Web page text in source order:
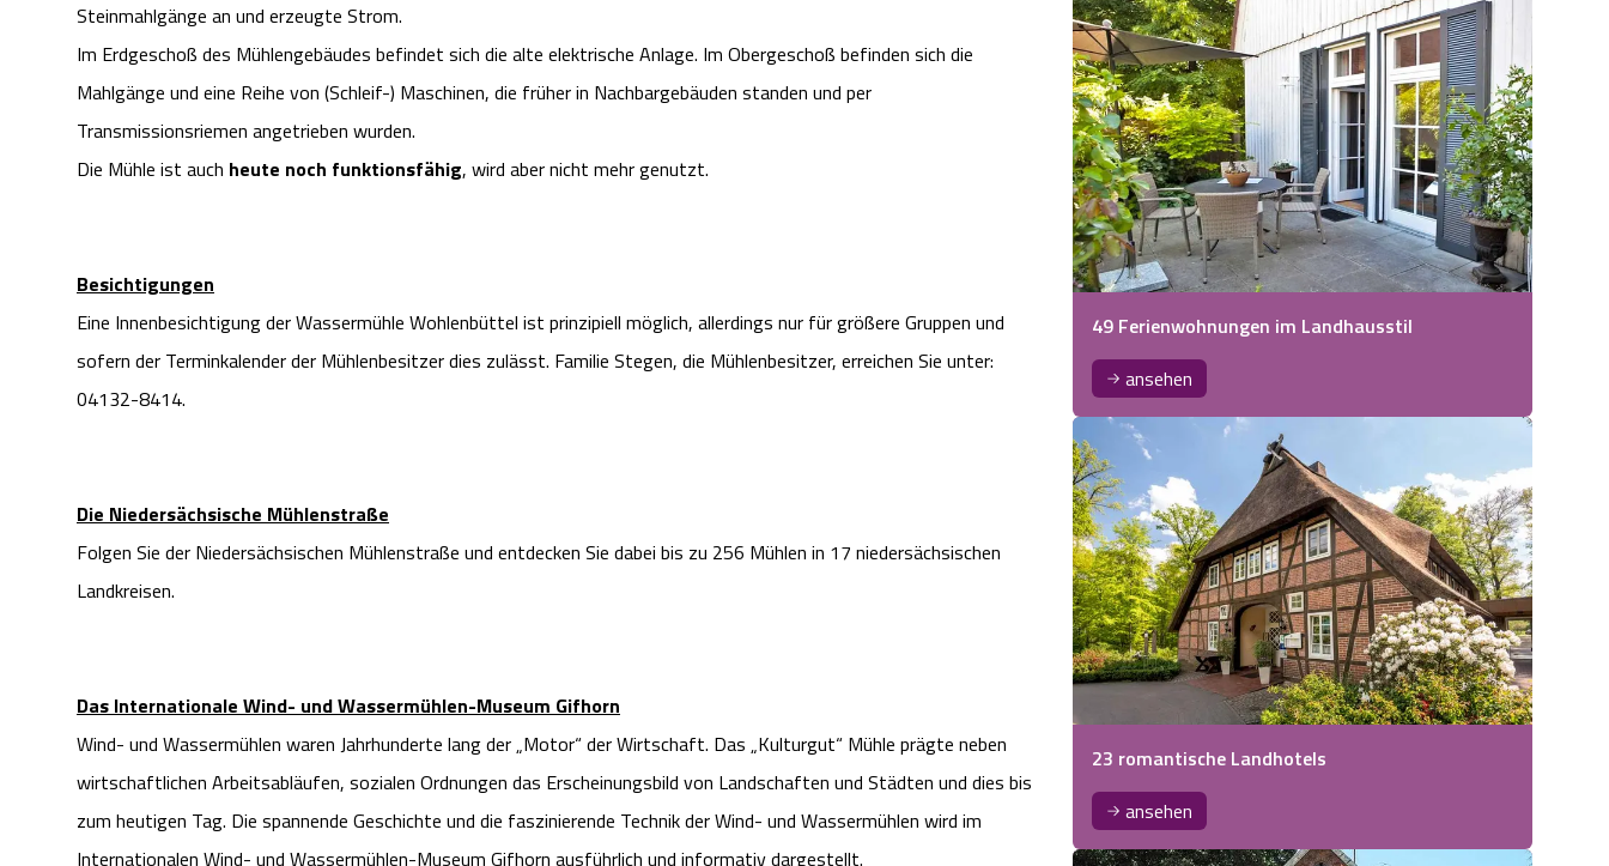
Steinmahlgänge an und erzeugte Strom.
Im Erdgeschoß des Mühlengebäudes befindet sich die alte elektrische Anlage. Im Obergeschoß befinden sich die
Mahlgänge und eine Reihe von (Schleif-) Maschinen, die früher in Nachbargebäuden standen und per
Transmissionsriemen angetrieben wurden.
Die Mühle ist auch heute noch funktionsfähig, wird aber nicht mehr genutzt.
Besichtigungen
Eine Innenbesichtigung der Wassermühle Wohlenbüttel ist prinzipiell möglich, allerdings nur für größere Gruppen und
sofern der Terminkalender der Mühlenbesitzer dies zulässt. Familie Stegen, die Mühlenbesitzer, erreichen Sie unter:
04132-8414.
Die Niedersächsische Mühlenstraße
Folgen Sie der Niedersächsischen Mühlenstraße und entdecken Sie dabei bis zu 256 Mühlen in 17 niedersächsischen
Landkreisen.
Das Internationale Wind- und Wassermühlen-Museum Gifhorn
Wind- und Wassermühlen waren Jahrhunderte lang der „Motor“ der Wirtschaft. Das „Kulturgut“ Mühle prägte neben
wirtschaftlichen Arbeitsabläufen, sozialen Ordnungen das Erscheinungsbild von Landschaften und Städten und dies bis
zum heutigen Tag. Die spannende Geschichte und die faszinierende Technik der Wind- und Wassermühlen wird im
Internationalen Wind- und Wassermühlen-Museum Gifhorn ausführlich und informativ dargestellt.
49 Ferienwohnungen im Landhausstil
ansehen
23 romantische Landhotels
ansehen